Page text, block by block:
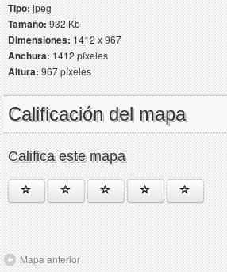
Tipo:jpeg
Tamaño:932 Kb
Dimensiones:1412 x 967
Anchura:1412 píxeles
Altura:967 píxeles
Calificación del mapa
Califica este mapa
Mapa anterior